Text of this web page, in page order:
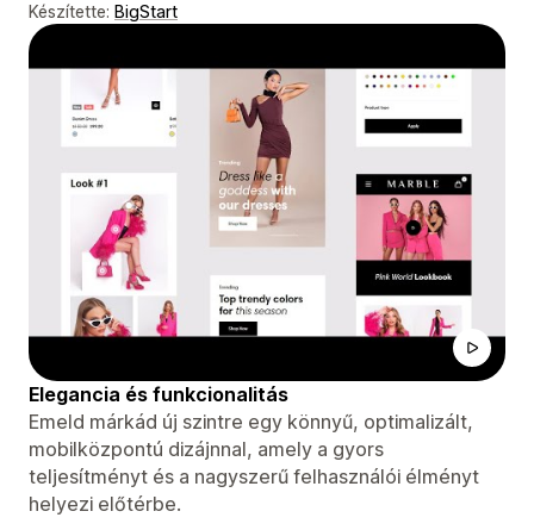
Készítette: BigStart
Elegancia és funkcionalitás
Emeld márkád új szintre egy könnyű, optimalizált,
mobilközpontú dizájnnal, amely a gyors
teljesítményt és a nagyszerű felhasználói élményt
helyezi előtérbe.